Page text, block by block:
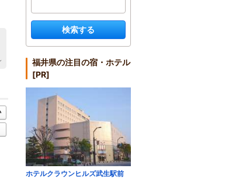
検索する
福井県の注目の宿・ホテル
[PR]
ホテルクラウンヒルズ武生駅前